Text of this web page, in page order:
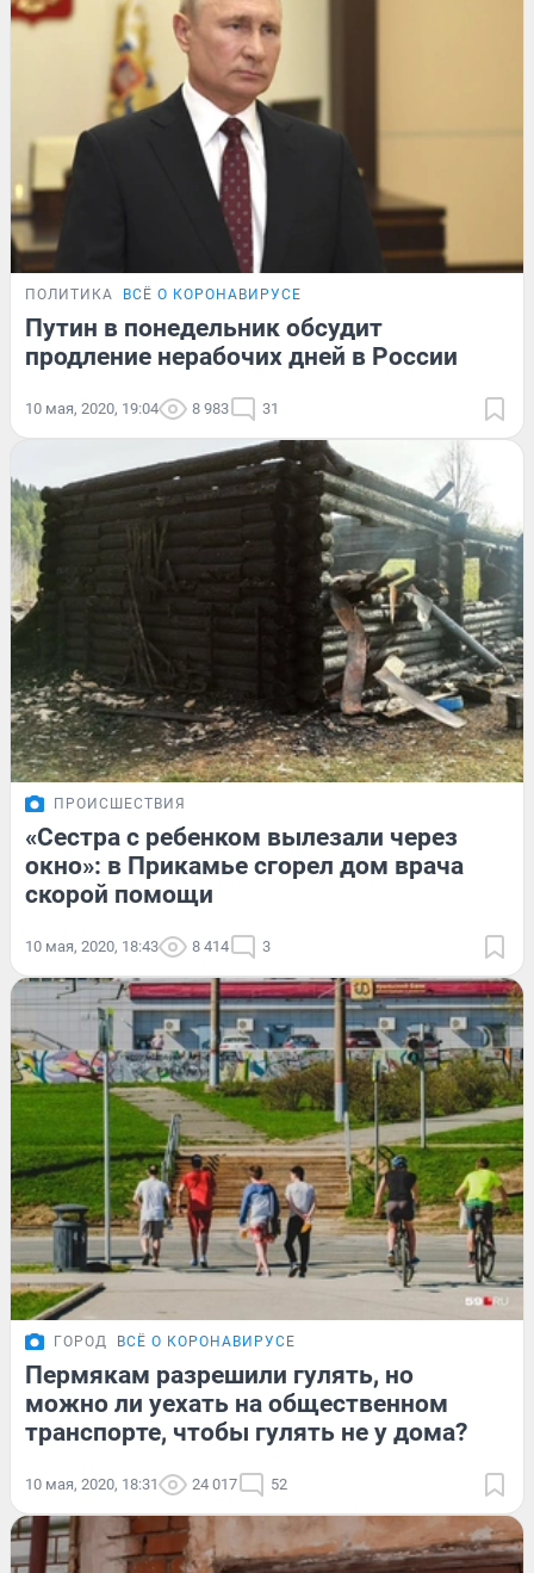
ПОЛИТИКА ВСЁ О КОРОНАВИРУСЕ
Путин в понедельник обсудит
продление нерабочих дней в России
10 мая, 2020, 19:04 8 983 31
ПРОИСШЕСТВИЯ
«Сестра с ребенком вылезали через
окно»: в Прикамье сгорел дом врача
скорой помощи
10 мая, 2020, 18:43 8 414 3
ГОРОД ВСЁ О КОРОНАВИРУСЕ
Пермякам разрешили гулять, но
можно ли уехать на общественном
транспорте, чтобы гулять не у дома?
10 мая, 2020, 18:31 24 017 52